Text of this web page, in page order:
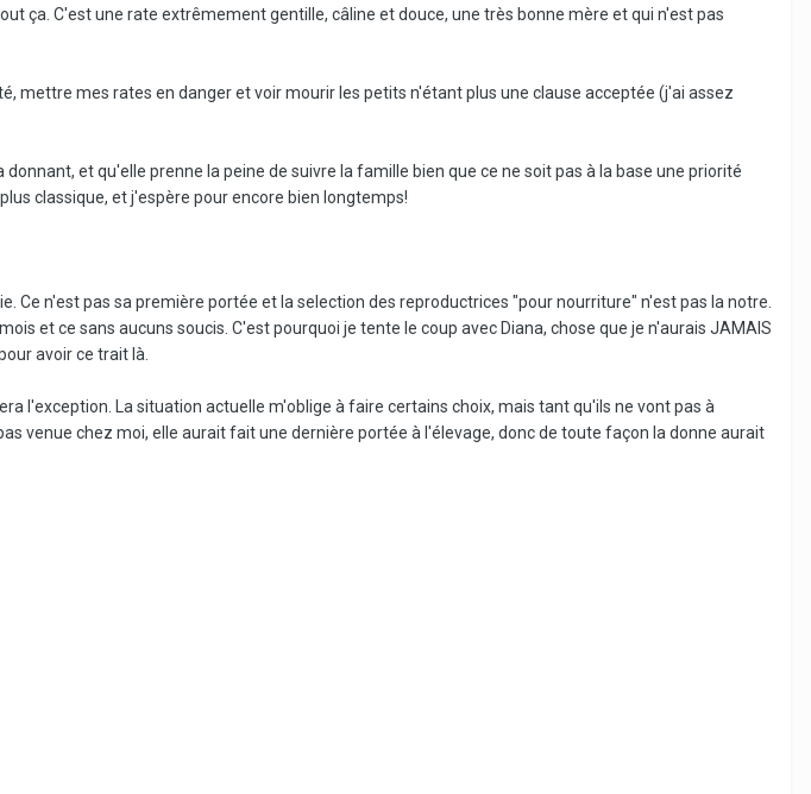
ça. C'est une rate extrêmement gentille, câline et douce, une très bonne mère et qui n'est pas
mettre mes rates en danger et voir mourir les petits n'étant plus une clause acceptée (j'ai assez
et qu'elle prenne la peine de suivre la famille bien que ce ne soit pas à la base une priorité
classique, et j'espère pour encore bien longtemps!
Ce n'est pas sa première portée et la selection des reproductrices "pour nourriture" n'est pas la notre.
et ce sans aucuns soucis. C'est pourquoi je tente le coup avec Diana, chose que je n'aurais JAMAIS
avoir ce trait là.
l'exception. La situation actuelle m'oblige à faire certains choix, mais tant qu'ils ne vont pas à
venue chez moi, elle aurait fait une dernière portée à l'élevage, donc de toute façon la donne aurait